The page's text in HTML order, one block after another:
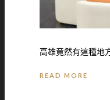
高雄竟然有這種地
READ MORE